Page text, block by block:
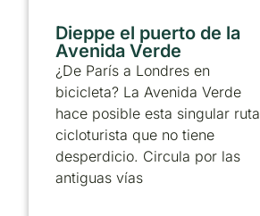
Dieppe el puerto de la
Avenida Verde
¿De París a Londres en
bicicleta? La Avenida Verde
hace posible esta singular ruta
cicloturista que no tiene
desperdicio. Circula por las
antiguas vías